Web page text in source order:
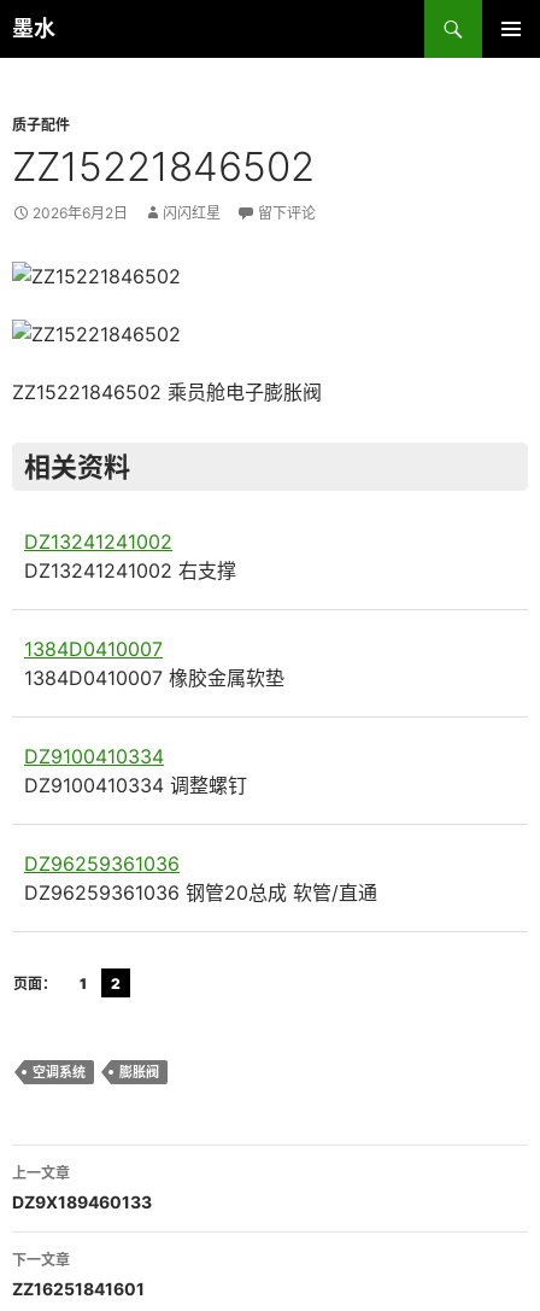
跳
至
墨水
搜
索
质子配件
ZZ15221846502
2026年6月2日 闪闪红星 留下评论
ZZ15221846502 乘员舱电子膨胀阀
相关资料
DZ13241241002
DZ13241241002 右支撑
1384D0410007
1384D0410007 橡胶金属软垫
DZ9100410334
DZ9100410334 调整螺钉
DZ96259361036
DZ96259361036 钢管20总成 软管/直通
页面： 1 2
空调系统 膨胀阀
文
章
导
航
上一文章
DZ9X189460133
下一文章
ZZ16251841601